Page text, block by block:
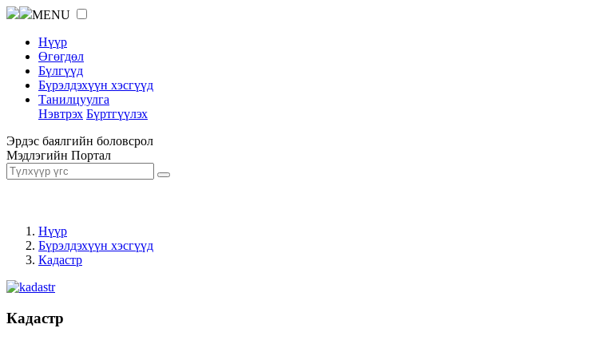
MENU
Нүүр
Өгөгдөл
Бүлгүүд
Бүрэлдэхүүн хэсгүүд
Танилцуулга
Нэвтрэх Бүртгүүлэх
Эрдэс баялгийн боловсрол
Мэдлэгийн Портал
Нүүр
Бүрэлдэхүүн хэсгүүд
Кадастр
Кадастр